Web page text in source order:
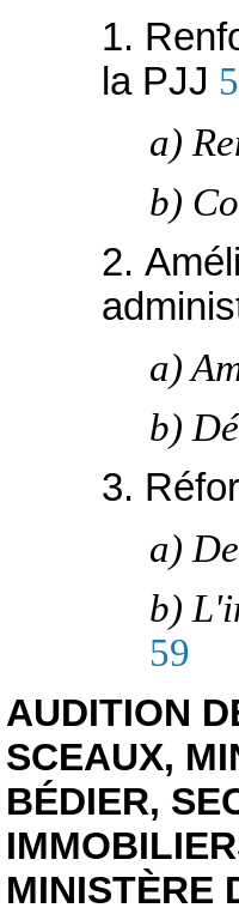
1.
la PJJ
a)
b)
2.
a)
b)
3.
a)
b)
59
AUDITION
SCEAUX,
BÉDIER,
MINISTÈRE